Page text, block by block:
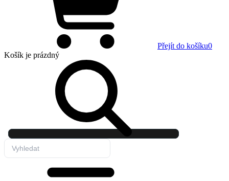
Přejít do košíku0
Košík je prázdný